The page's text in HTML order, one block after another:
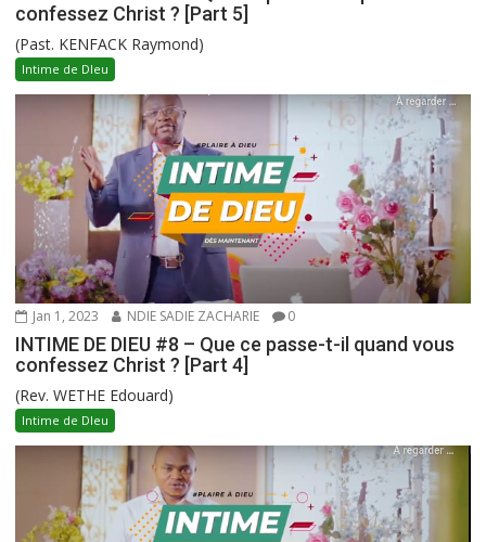
confessez Christ ? [Part 5]
(Past. KENFACK Raymond)
Intime de DIeu
Jan 1, 2023 NDIE SADIE ZACHARIE 0
INTIME DE DIEU #8 – Que ce passe-t-il quand vous
confessez Christ ? [Part 4]
(Rev. WETHE Edouard)
Intime de DIeu